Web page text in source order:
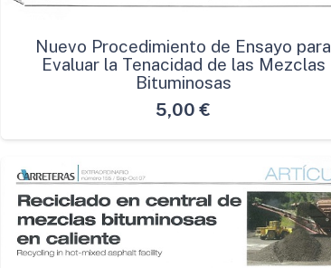
Nuevo Procedimiento de Ensayo para
Evaluar la Tenacidad de las Mezclas
Bituminosas
5,00€